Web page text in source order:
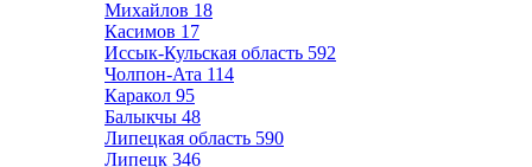
Михайлов 18
Касимов 17
Иссык-Кульская область 592
Чолпон-Ата 114
Каракол 95
Балыкчы 48
Липецкая область 590
Липецк 346